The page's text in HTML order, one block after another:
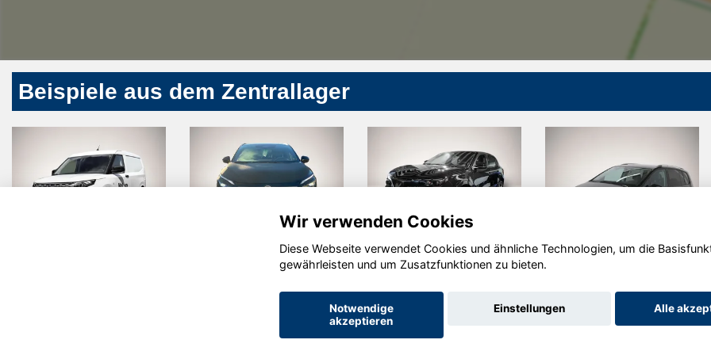
Beispiele aus dem Zentrallager
Alfa Romeo
Junior
Volkswagen
Touran
Wir verwenden Cookies
Diese Webseite verwendet Cookies und ähnliche Technologien, um die
gewährleisten und um Zusatzfunktionen zu bieten.
Notwendige
akzeptieren
Einstellungen Alle